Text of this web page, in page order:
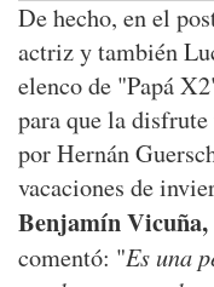
De hecho, en el
actriz y también
elenco de "Papá
para que la
por Hernán
vacaciones de
Benjamín Vicuña,
comentó: "Es una